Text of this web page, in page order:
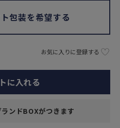
包装を希望する
お気に入りに登録する
に入れる
ンドBOXがつきます